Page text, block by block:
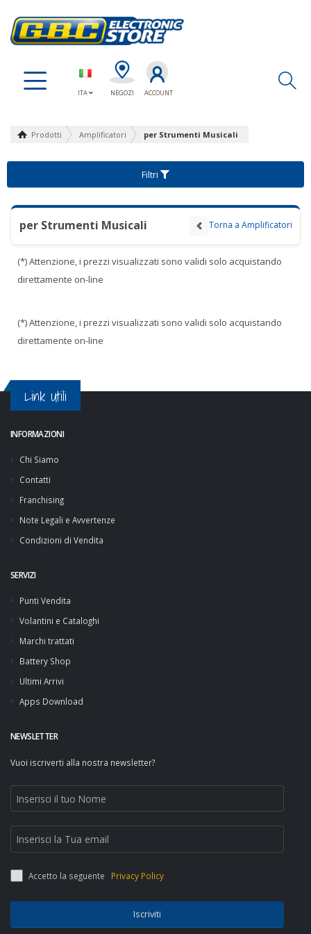
ITA NEGOZI ACCOUNT
Prodotti Amplificatori per Strumenti Musicali
Filtri
per Strumenti Musicali Torna a Amplificatori
(*) Attenzione, i prezzi visualizzati sono validi solo acquistando
direttamente on-line
(*) Attenzione, i prezzi visualizzati sono validi solo acquistando
direttamente on-line
Link Utili
INFORMAZIONI
Chi Siamo
Contatti
Franchising
Note Legali e Avvertenze
Condizioni di Vendita
SERVIZI
Punti Vendita
Volantini e Cataloghi
Marchi trattati
Battery Shop
Ultimi Arrivi
Apps Download
NEWSLETTER
Vuoi iscriverti alla nostra newsletter?
Accetto la seguente Privacy Policy
Iscriviti